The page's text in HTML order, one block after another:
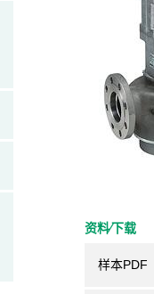
资料⁄下载
样本PDF